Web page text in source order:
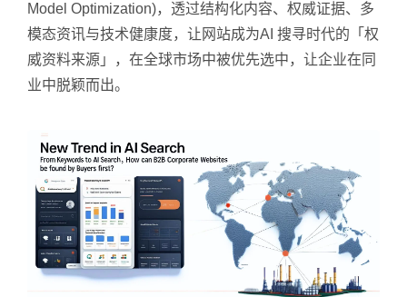
Model Optimization)，透过结构化内容、权威证据、多
模态资讯与技术健康度，让网站成为AI 搜寻时代的「权
威资料来源」，在全球市场中被优先选中，让企业在同
业中脱颖而出。